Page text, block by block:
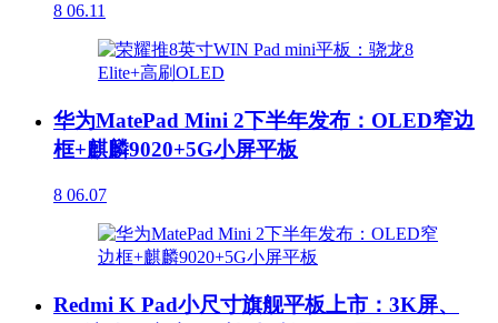
8 06.11
华为MatePad Mini 2下半年发布：OLED窄边
框+麒麟9020+5G小屏平板
8 06.07
Redmi K Pad小尺寸旗舰平板上市：3K屏、